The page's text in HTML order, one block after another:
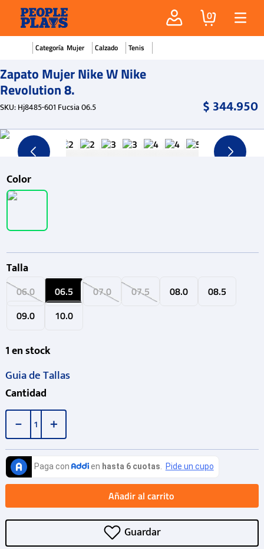
0
Mujer Calzado Tenis
Zapato Mujer Nike W Nike
Revolution 8.
SKU:Hj8485-601 Fucsia 06.5 $344.950
Color
Talla
06.0 06.5 07.0 07.5 08.0
08.5
09.0
10.0
1en stock
Guia de Tallas
Cantidad
＋
－
Añadir al carrito